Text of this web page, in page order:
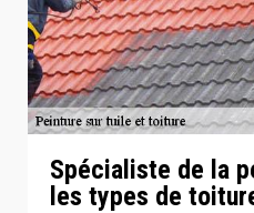
Spécialiste de la
les types de